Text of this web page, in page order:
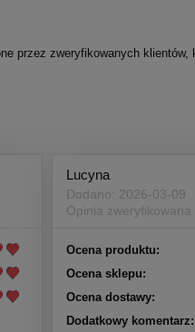
przez zweryfikowanych klientów,
Lucyna
Dodano: 2026-03-09
Opinia zweryfikowana
Ocena produktu:
Ocena sklepu:
Ocena dostawy:
Dodatkowy komentarz: